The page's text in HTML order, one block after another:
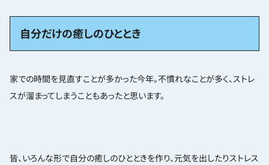
自分だけの癒しのひととき
家での時間を見直すことが多かった今年。不慣れなことが多く、ストレ
スが溜まってしまうこともあったと思います。
皆、いろんな形で自分の癒しのひとときを作り、元気を出したりストレス